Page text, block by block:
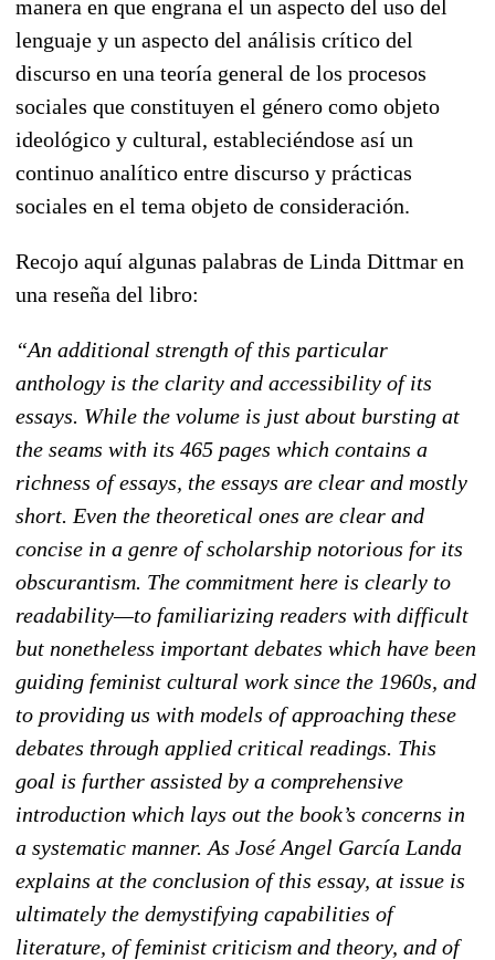
manera en que engrana el un aspecto del uso del
lenguaje y un aspecto del análisis crítico del
discurso en una teoría general de los procesos
sociales que constituyen el género como objeto
ideológico y cultural, estableciéndose así un
continuo analítico entre discurso y prácticas
sociales en el tema objeto de consideración.
Recojo aquí algunas palabras de Linda Dittmar en
una reseña del libro:
“An additional strength of this particular
anthology is the clarity and accessibility of its
essays. While the volume is just about bursting at
the seams with its 465 pages which contains a
richness of essays, the essays are clear and mostly
short. Even the theoretical ones are clear and
concise in a genre of scholarship notorious for its
obscurantism. The commitment here is clearly to
readability—to familiarizing readers with difficult
but nonetheless important debates which have been
guiding feminist cultural work since the 1960s, and
to providing us with models of approaching these
debates through applied critical readings. This
goal is further assisted by a comprehensive
introduction which lays out the book’s concerns in
a systematic manner. As José Angel García Landa
explains at the conclusion of this essay, at issue is
ultimately the demystifying capabilities of
literature, of feminist criticism and theory, and of